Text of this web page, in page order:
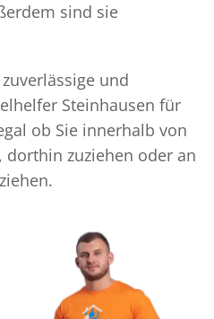
sind sie
und
Steinhausen für
ob Sie innerhalb von
dorthin zuziehen oder an